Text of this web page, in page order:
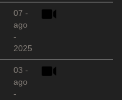
07 -
ago
-
2025
03 -
ago
-